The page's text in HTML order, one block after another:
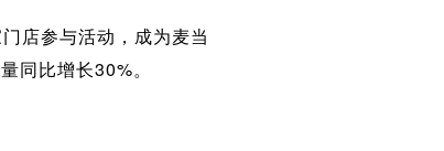
店参与活动，成为麦当
同比增长30%。